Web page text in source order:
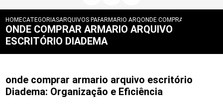
HOMECATEGORIASARQUIVOS PARA ESCRITORIOS
ARMARIO ARQUIVO PARA ESCRITORIO
ONDE COMPRAR ARMARIO
ONDE COMPRAR ARMARIO ARQUIVO
ESCRITÓRIO DIADEMA
onde comprar armario arquivo escritório
Diadema: Organização e Eficiência